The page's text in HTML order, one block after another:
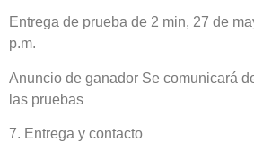
Entrega de prueba de 2 min, 27 de
p.m.
Anuncio de ganador Se comunicará
las pruebas
7. Entrega y contacto